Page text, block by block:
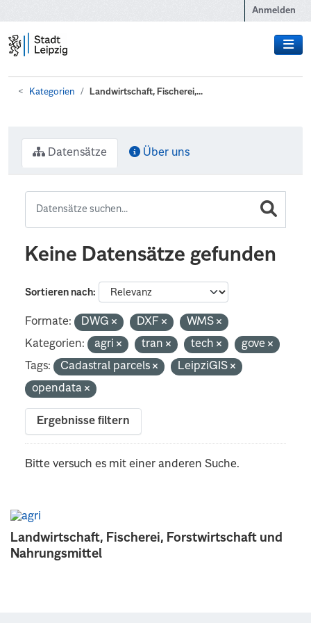
Anmelden
Kategorien Landwirtschaft, Fischerei,...
Landwirtschaft, Fischerei, Forstwirtschaft und
Nahrungsmittel
Datensätze Über uns
Keine Datensätze gefunden
Sortieren nach
Formate: DWG DXF
WMS
Kategorien:
agri tran tech
gove
Tags:
Cadastral parcels
LeipziGIS
opendata
Ergebnisse filtern
Bitte versuch es mit einer anderen Suche.